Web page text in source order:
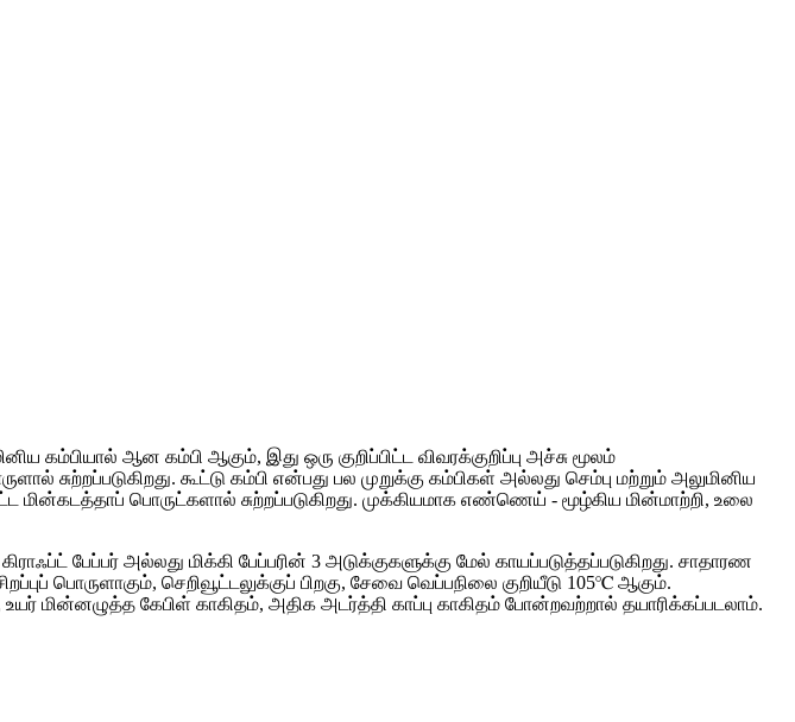
ஆன கம்பி ஆகும், இது ஒரு குறிப்பிட்ட விவரக்குறிப்பு அச்சு மூலம்
சுற்றப்படுகிறது. கூட்டு கம்பி என்பது பல முறுக்கு கம்பிகள் அல்லது செம்பு மற்றும் அலுமினிய
மின்கடத்தாப் பொருட்களால் சுற்றப்படுகிறது. முக்கியமாக எண்ணெய் - மூழ்கிய மின்மாற்றி, உலை
பேப்பர் அல்லது மிக்கி பேப்பரின் 3 அடுக்குகளுக்கு மேல் காயப்படுத்தப்படுகிறது. சாதாரண
பொருளாகும், செறிவூட்டலுக்குப் பிறகு, சேவை வெப்பநிலை குறியீடு 105℃ ஆகும்.
மின்னழுத்த கேபிள் காகிதம், அதிக அடர்த்தி காப்பு காகிதம் போன்றவற்றால் தயாரிக்கப்படலாம்.